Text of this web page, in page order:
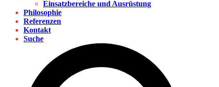
Einsatzbereiche und Ausrüstung
Philosophie
Referenzen
Kontakt
Suche